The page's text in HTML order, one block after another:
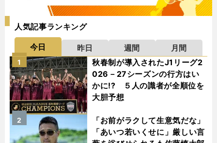
人気記事ランキング
今日 昨日 週間
月間
秋春制が導入されたJ1リーグ2
026－27シーズンの行方はい
かに!? ５人の識者が全順位を
大胆予想
1
「お前がラクして生意気だな」
「あいつ若いくせに」厳しい言
2